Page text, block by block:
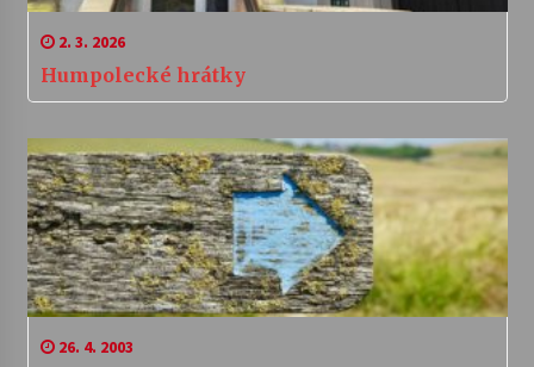
2. 3. 2026
Humpolecké hrátky
26. 4. 2003